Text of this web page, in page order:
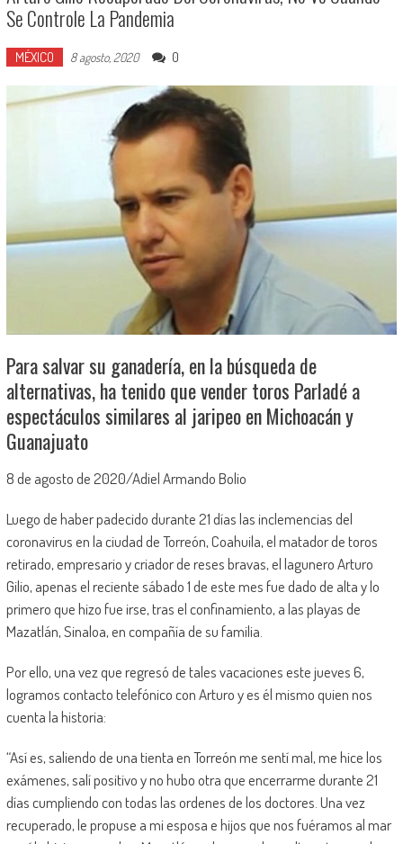
Se Controle La Pandemia
MÉXICO 8 agosto, 2020 0
Para salvar su ganadería, en la búsqueda de
alternativas, ha tenido que vender toros Parladé a
espectáculos similares al jaripeo en Michoacán y
Guanajuato
8 de agosto de 2020/Adiel Armando Bolio
Luego de haber padecido durante 21 días las inclemencias del
coronavirus en la ciudad de Torreón, Coahuila, el matador de toros
retirado, empresario y criador de reses bravas, el lagunero Arturo
Gilio, apenas el reciente sábado 1 de este mes fue dado de alta y lo
primero que hizo fue irse, tras el confinamiento, a las playas de
Mazatlán, Sinaloa, en compañía de su familia.
Por ello, una vez que regresó de tales vacaciones este jueves 6,
logramos contacto telefónico con Arturo y es él mismo quien nos
cuenta la historia:
“Así es, saliendo de una tienta en Torreón me sentí mal, me hice los
exámenes, salí positivo y no hubo otra que encerrarme durante 21
días cumpliendo con todas las ordenes de los doctores. Una vez
recuperado, le propuse a mi esposa e hijos que nos fuéramos al mar